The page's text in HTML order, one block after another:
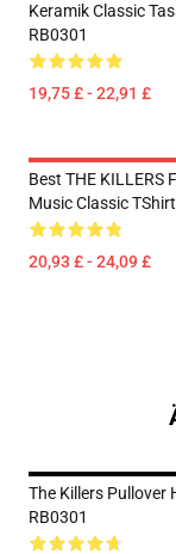
Keramik Classic
RB0301
19,75 £ - 22,91 £
Best THE KILLERS
Music Classic
20,93 £ - 24,09 £
The Killers Pullover
RB0301